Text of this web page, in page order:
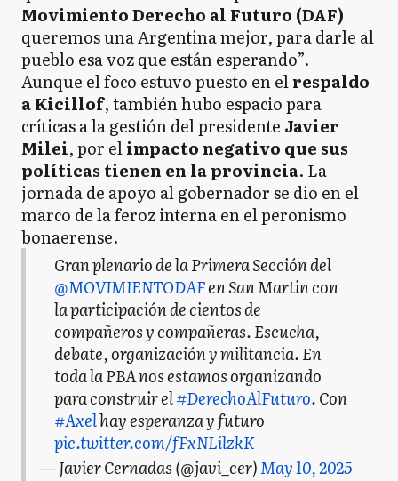
Movimiento Derecho al Futuro (DAF)
queremos una Argentina mejor, para darle al
pueblo esa voz que están esperando”.
Aunque el foco estuvo puesto en elrespaldo
a Kicillof, también hubo espacio para
críticas a la gestión del presidente Javier
Milei, por elimpacto negativo que sus
políticas tienen en la provincia. La
jornada de apoyo al gobernador se dio en el
marco de la feroz interna en el peronismo
bonaerense.
Gran plenario de la Primera Sección del
@MOVIMIENTODAFen San Martin con
la participación de cientos de
compañeros y compañeras. Escucha,
debate, organización y militancia. En
toda la PBA nos estamos organizando
para construir el#DerechoAlFuturo. Con
#Axelhay esperanza y futuro
pic.twitter.com/fFxNLilzkK
— Javier Cernadas (@javi_cer)May 10, 2025